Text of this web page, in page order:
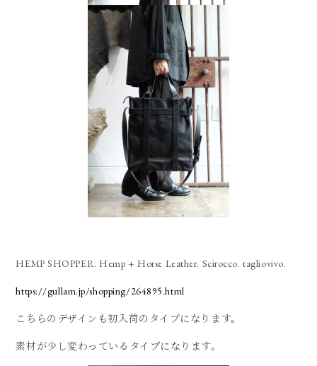
HEMP SHOPPER. Hemp + Horse Leather. Scirocco. tagliovivo.
https://gullam.jp/shopping/264895.html
こちらのデザインも初入荷のタイプになります。
素材が少し変わっているタイプになります。